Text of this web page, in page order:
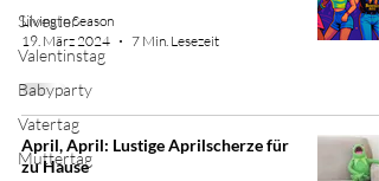
Silvester
Valentinstag
Babyparty
Vatertag
Muttertag
Living in Season
19. März 2024
7 Min. Lesezeit
April, April: Lustige Aprilscherze für
zu Hause